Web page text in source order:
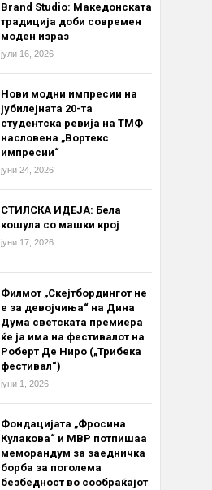
Brand Studio: Македонската
традиција доби современ
моден израз
јули 16, 2026
Нови модни импресии на
јубилејната 20-та
студентска ревија на ТМФ
насловена „Вортекс
импресии“
јуни 24, 2026
СТИЛСКА ИДЕЈА: Бела
кошула со машки крој
јуни 17, 2026
Филмот „Скејтбордингот не
е за девојчиња“ на Дина
Дума светската премиера
ќе ја има на фестивалот на
Роберт Де Ниро („Трибека
фестивал“)
јуни 1, 2026
Фондацијата „Фросина
Кулакова“ и МВР потпишаа
меморандум за заедничка
борба за поголема
безбедност во сообраќајот